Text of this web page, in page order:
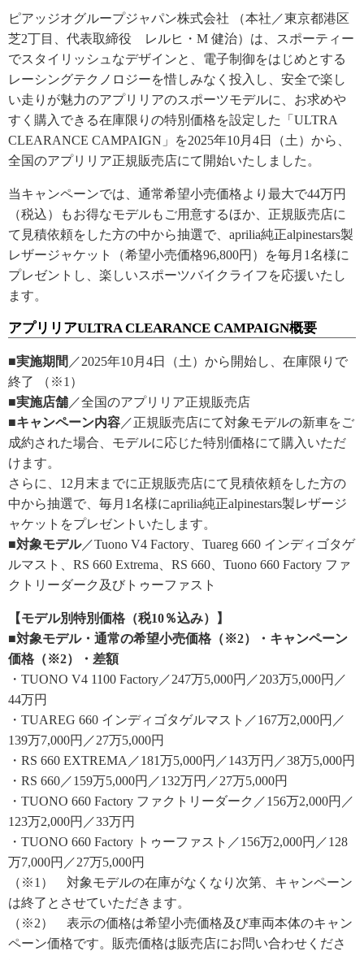
ピアッジオグループジャパン株式会社 （本社／東京都港区
芝2丁目、代表取締役 レルヒ・M 健治）は、スポーティー
でスタイリッシュなデザインと、電子制御をはじめとする
レーシングテクノロジーを惜しみなく投入し、安全で楽し
い走りが魅力のアプリリアのスポーツモデルに、お求めや
すく購入できる在庫限りの特別価格を設定した「ULTRA
CLEARANCE CAMPAIGN」を2025年10月4日（土）から、
全国のアプリリア正規販売店にて開始いたしました。
当キャンペーンでは、通常希望小売価格より最大で44万円
（税込）もお得なモデルもご用意するほか、正規販売店に
て見積依頼をした方の中から抽選で、aprilia純正alpinestars製
レザージャケット（希望小売価格96,800円）を毎月1名様に
プレゼントし、楽しいスポーツバイクライフを応援いたし
ます。
アプリリアULTRA CLEARANCE CAMPAIGN概要
■実施期間 ／2025年10月4日（土）から開始し、在庫限りで
終了 （※1）
■実施店舗 ／全国のアプリリア正規販売店
■キャンペーン内容 ／正規販売店にて対象モデルの新車をご
成約された場合、モデルに応じた特別価格にて購入いただ
けます。
さらに、12月末までに正規販売店にて見積依頼をした方の
中から抽選で、毎月1名様にaprilia純正alpinestars製レザージ
ャケットをプレゼントいたします。
■対象モデル／Tuono V4 Factory、Tuareg 660 インディゴタゲ
ルマスト、RS 660 Extrema、RS 660、Tuono 660 Factory ファ
クトリーダーク及びトゥーファスト
【モデル別特別価格（税10％込み）】
■対象モデル・通常の希望小売価格（※2）・キャンペーン
価格（※2）・差額
・TUONO V4 1100 Factory／247万5,000円／203万5,000円／
44万円
・TUAREG 660 インディゴタゲルマスト／167万2,000円／
139万7,000円／27万5,000円
・RS 660 EXTREMA／181万5,000円／143万円／38万5,000円
・RS 660／159万5,000円／132万円／27万5,000円
・TUONO 660 Factory ファクトリーダーク／156万2,000円／
123万2,000円／33万円
・TUONO 660 Factory トゥーファスト／156万2,000円／128
万7,000円／27万5,000円
（※1） 対象モデルの在庫がなくなり次第、キャンペーン
は終了とさせていただきます。
（※2） 表示の価格は希望小売価格及び車両本体のキャン
ペーン価格です。販売価格は販売店にお問い合わせくださ